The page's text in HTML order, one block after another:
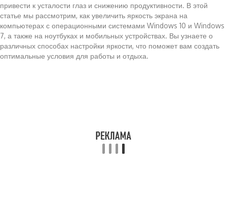
привести к усталости глаз и снижению продуктивности. В этой
статье мы рассмотрим, как увеличить яркость экрана на
компьютерах с операционными системами Windows 10 и Windows
7, а также на ноутбуках и мобильных устройствах. Вы узнаете о
различных способах настройки яркости, что поможет вам создать
оптимальные условия для работы и отдыха.